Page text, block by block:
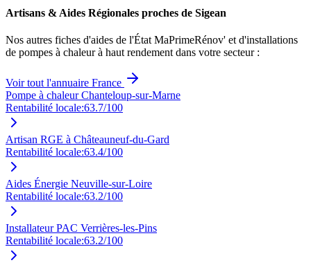
Artisans & Aides Régionales proches de Sigean
Nos autres fiches d'aides de l'État MaPrimeRénov' et d'installations
de pompes à chaleur à haut rendement dans votre secteur :
Voir tout l'annuaire France
Pompe à chaleur Chanteloup-sur-Marne
Rentabilité locale:63.7/100
Artisan RGE à Châteauneuf-du-Gard
Rentabilité locale:63.4/100
Aides Énergie Neuville-sur-Loire
Rentabilité locale:63.2/100
Installateur PAC Verrières-les-Pins
Rentabilité locale:63.2/100